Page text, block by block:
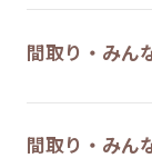
間取り・み
間取り・み